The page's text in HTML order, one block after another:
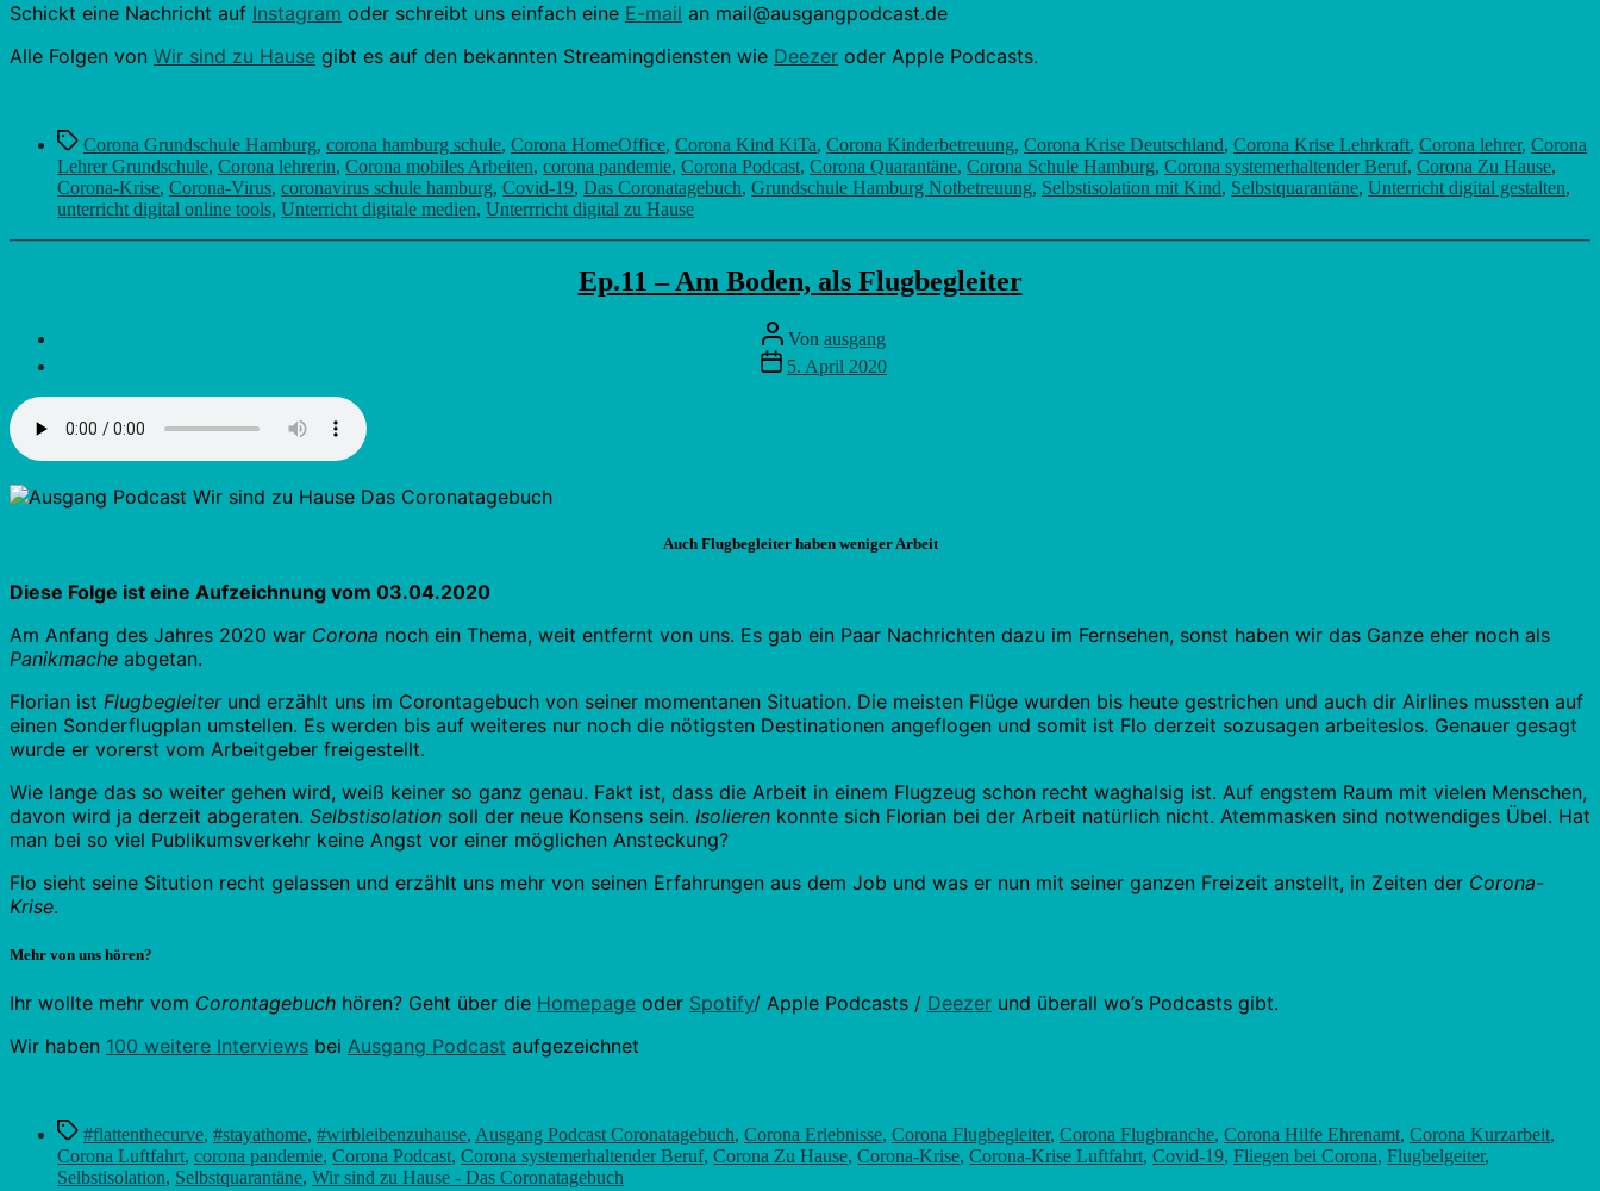
Schickt eine Nachricht auf Instagram oder schreibt uns einfach eine E-mail an mail@ausgangpodcast.de
Alle Folgen von Wir sind zu Hause gibt es auf den bekannten Streamingdiensten wie Deezer oder Apple Podcasts.
Schlagwörter
Corona Grundschule Hamburg, corona hamburg schule, Corona HomeOffice, Corona Kind KiTa, Corona Kinderbetreuung, Corona Krise Deutschland, Corona Krise Lehrkraft, Corona lehrer, Corona
Lehrer Grundschule, Corona lehrerin, Corona mobiles Arbeiten, corona pandemie, Corona Podcast, Corona Quarantäne, Corona Schule Hamburg, Corona systemerhaltender Beruf, Corona Zu Hause,
Corona-Krise, Corona-Virus, coronavirus schule hamburg, Covid-19, Das Coronatagebuch, Grundschule Hamburg Notbetreuung, Selbstisolation mit Kind, Selbstquarantäne, Unterricht digital gestalten,
unterricht digital online tools, Unterricht digitale medien, Unterrricht digital zu Hause
Ep.11 – Am Boden, als Flugbegleiter
Beitragsautor
Von ausgang
Veröffentlichungsdatum
5. April 2020
Auch Flugbegleiter haben weniger Arbeit
Diese Folge ist eine Aufzeichnung vom 03.04.2020
Am Anfang des Jahres 2020 war Corona noch ein Thema, weit entfernt von uns. Es gab ein Paar Nachrichten dazu im Fernsehen, sonst haben wir das Ganze eher noch als
Panikmache abgetan.
Florian ist Flugbegleiterund erzählt uns im Corontagebuch von seiner momentanen Situation. Die meisten Flüge wurden bis heute gestrichen und auch dir Airlines mussten auf
einen Sonderflugplan umstellen. Es werden bis auf weiteres nur noch die nötigsten Destinationen angeflogen und somit ist Flo derzeit sozusagen arbeiteslos. Genauer gesagt
wurde er vorerst vom Arbeitgeber freigestellt.
Wie lange das so weiter gehen wird, weiß keiner so ganz genau. Fakt ist, dass die Arbeit in einem Flugzeug schon recht waghalsig ist. Auf engstem Raum mit vielen Menschen,
davon wird ja derzeit abgeraten. Selbstisolation soll der neue Konsens sein. Isolieren konnte sich Florian bei der Arbeit natürlich nicht. Atemmasken sind notwendiges Übel. Hat
man bei so viel Publikumsverkehr keine Angst vor einer möglichen Ansteckung?
Flo sieht seine Sitution recht gelassen und erzählt uns mehr von seinen Erfahrungen aus dem Job und was er nun mit seiner ganzen Freizeit anstellt, in Zeiten der Corona-
Krise.
Mehr von uns hören?
Ihr wollte mehr vom Corontagebuch hören? Geht über die Homepage oder Spotify/ Apple Podcasts / Deezer und überall wo’s Podcasts gibt.
Wir haben 100 weitere Interviews bei Ausgang Podcast aufgezeichnet
Schlagwörter
#flattenthecurve, #stayathome, #wirbleibenzuhause, Ausgang Podcast Coronatagebuch, Corona Erlebnisse, Corona Flugbegleiter, Corona Flugbranche, Corona Hilfe Ehrenamt, Corona Kurzarbeit,
Corona Luftfahrt, corona pandemie, Corona Podcast, Corona systemerhaltender Beruf, Corona Zu Hause, Corona-Krise, Corona-Krise Luftfahrt, Covid-19, Fliegen bei Corona, Flugbelgeiter,
Selbstisolation, Selbstquarantäne, Wir sind zu Hause - Das Coronatagebuch